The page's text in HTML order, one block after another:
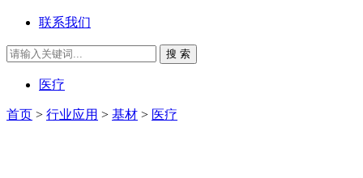
联系我们
搜 索
医疗
首页 > 行业应用 > 基材 > 医疗